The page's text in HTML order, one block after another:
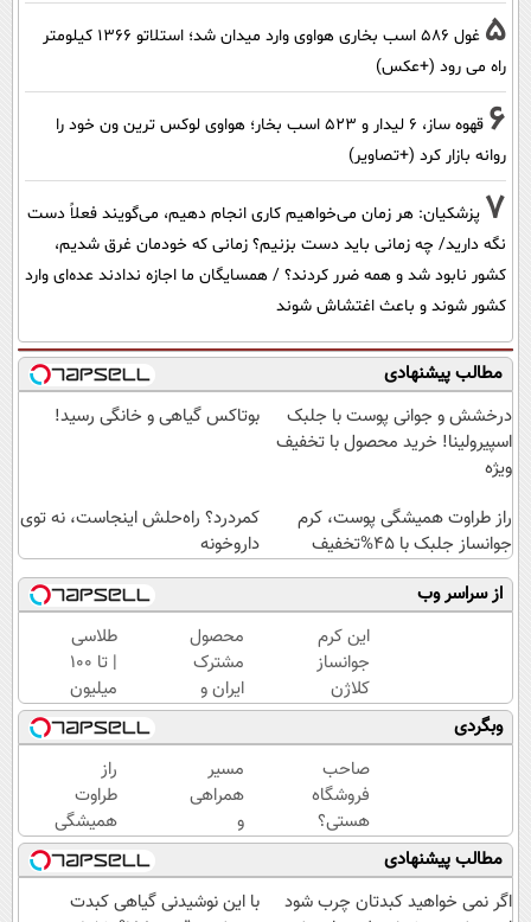
5
غول 586 اسب بخاری هواوی وارد میدان شد؛ استلاتو 1366 کیلومتر
راه می رود (+عکس)
6
قهوه ساز، 6 لیدار و 523 اسب بخار؛ هواوی لوکس ترین ون خود را
روانه بازار کرد (+تصاویر)
7 پزشکیان: هر زمان می‌خواهیم کاری انجام دهیم، می‌گویند فعلاً دست
نگه دارید/ چه زمانی باید دست بزنیم؟ زمانی که خودمان غرق شدیم،
کشور نابود شد و همه ضرر کردند؟ / همسایگان ما اجازه ندادند عده‌ای وارد
کشور شوند و باعث اغتشاش شوند
مطالب پیشنهادی
درخشش و جوانی پوست با جلبک
اسپیرولینا! خرید محصول با تخفیف
ویژه
بوتاکس گیاهی و خانگی رسید!
راز طراوت همیشگی پوست، کرم
جوانساز جلبک با 45%تخفیف
کمردرد؟ راه‌حلش اینجاست، نه توی
داروخونه
از سراسر وب
این کرم
جوانساز
کلاژن
سازی
پوست
رو
3برابر
میکنه50%تخفیف
محصول
مشترک
ایران و
آلمان(درمان
انواع ریزش
مو)
طلاسی
| تا 100
میلیون
وام
آنی
خرید
طلا💰
ثبت
نام
کن!
وبگردی
صاحب
فروشگاه
هستی؟
وام تا ۳
میلیارد
تومان
مسیر
همراهی
و
گزارش
عملکرد
گروه
راز
طراوت
همیشگی
پوست،
کرم
جوانساز
مطالب پیشنهادی
اگر نمی خواهید کبدتان چرب شود
با این نوشیدنی گیاهی کبدت